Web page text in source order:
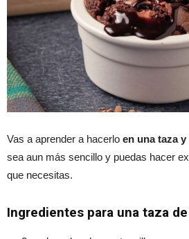
Vas a aprender a hacerlo en una taza
sea aun más sencillo y puedas hacer
que necesitas.
Ingredientes para una taza